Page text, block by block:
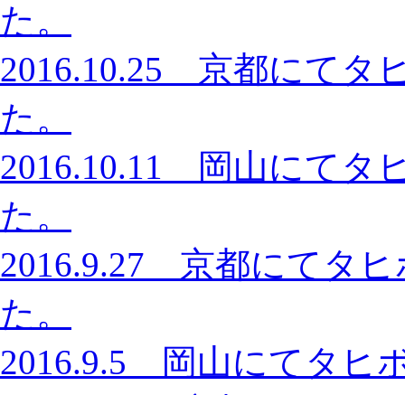
た。
2016.10.25 京都にてタ
た。
2016.10.11 岡山にてタ
た。
2016.9.27 京都にてタ
た。
2016.9.5 岡山にてタヒ